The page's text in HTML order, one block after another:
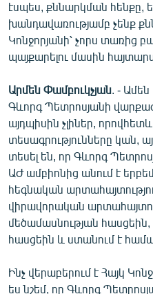
էսպես, քննարկման հենքը,
խանդավառությամբ չենք
Կոնջորյանի՝ չորս տառից
պայքարելու մասին
Արմեն Փամբուկչյան . -
Գևորգ Պետրոսյանի
այդպիսին չլիներ,
տեսագրությունները կան,
տեսել են, որ Գևորգ
ԱԺ ամբիոնից անում է
հեգնական
վիրավորական
մեծամասնության
հասցեին և ստանում է
Ինչ վերաբերում է Հայկ
ես նշեմ, որ Գևորգ